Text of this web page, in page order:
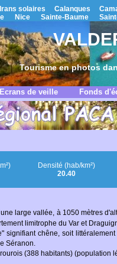
solaires Calanques
Nice Sainte-Baume
Tourisme en photos
Ecrans de veille Fonds
Densité (hab/km²)
20.40
large vallée, à 1050 mètres
limitrophe du Var et
signifiant chêne, soit
Séranon.
(388 habitants) (population